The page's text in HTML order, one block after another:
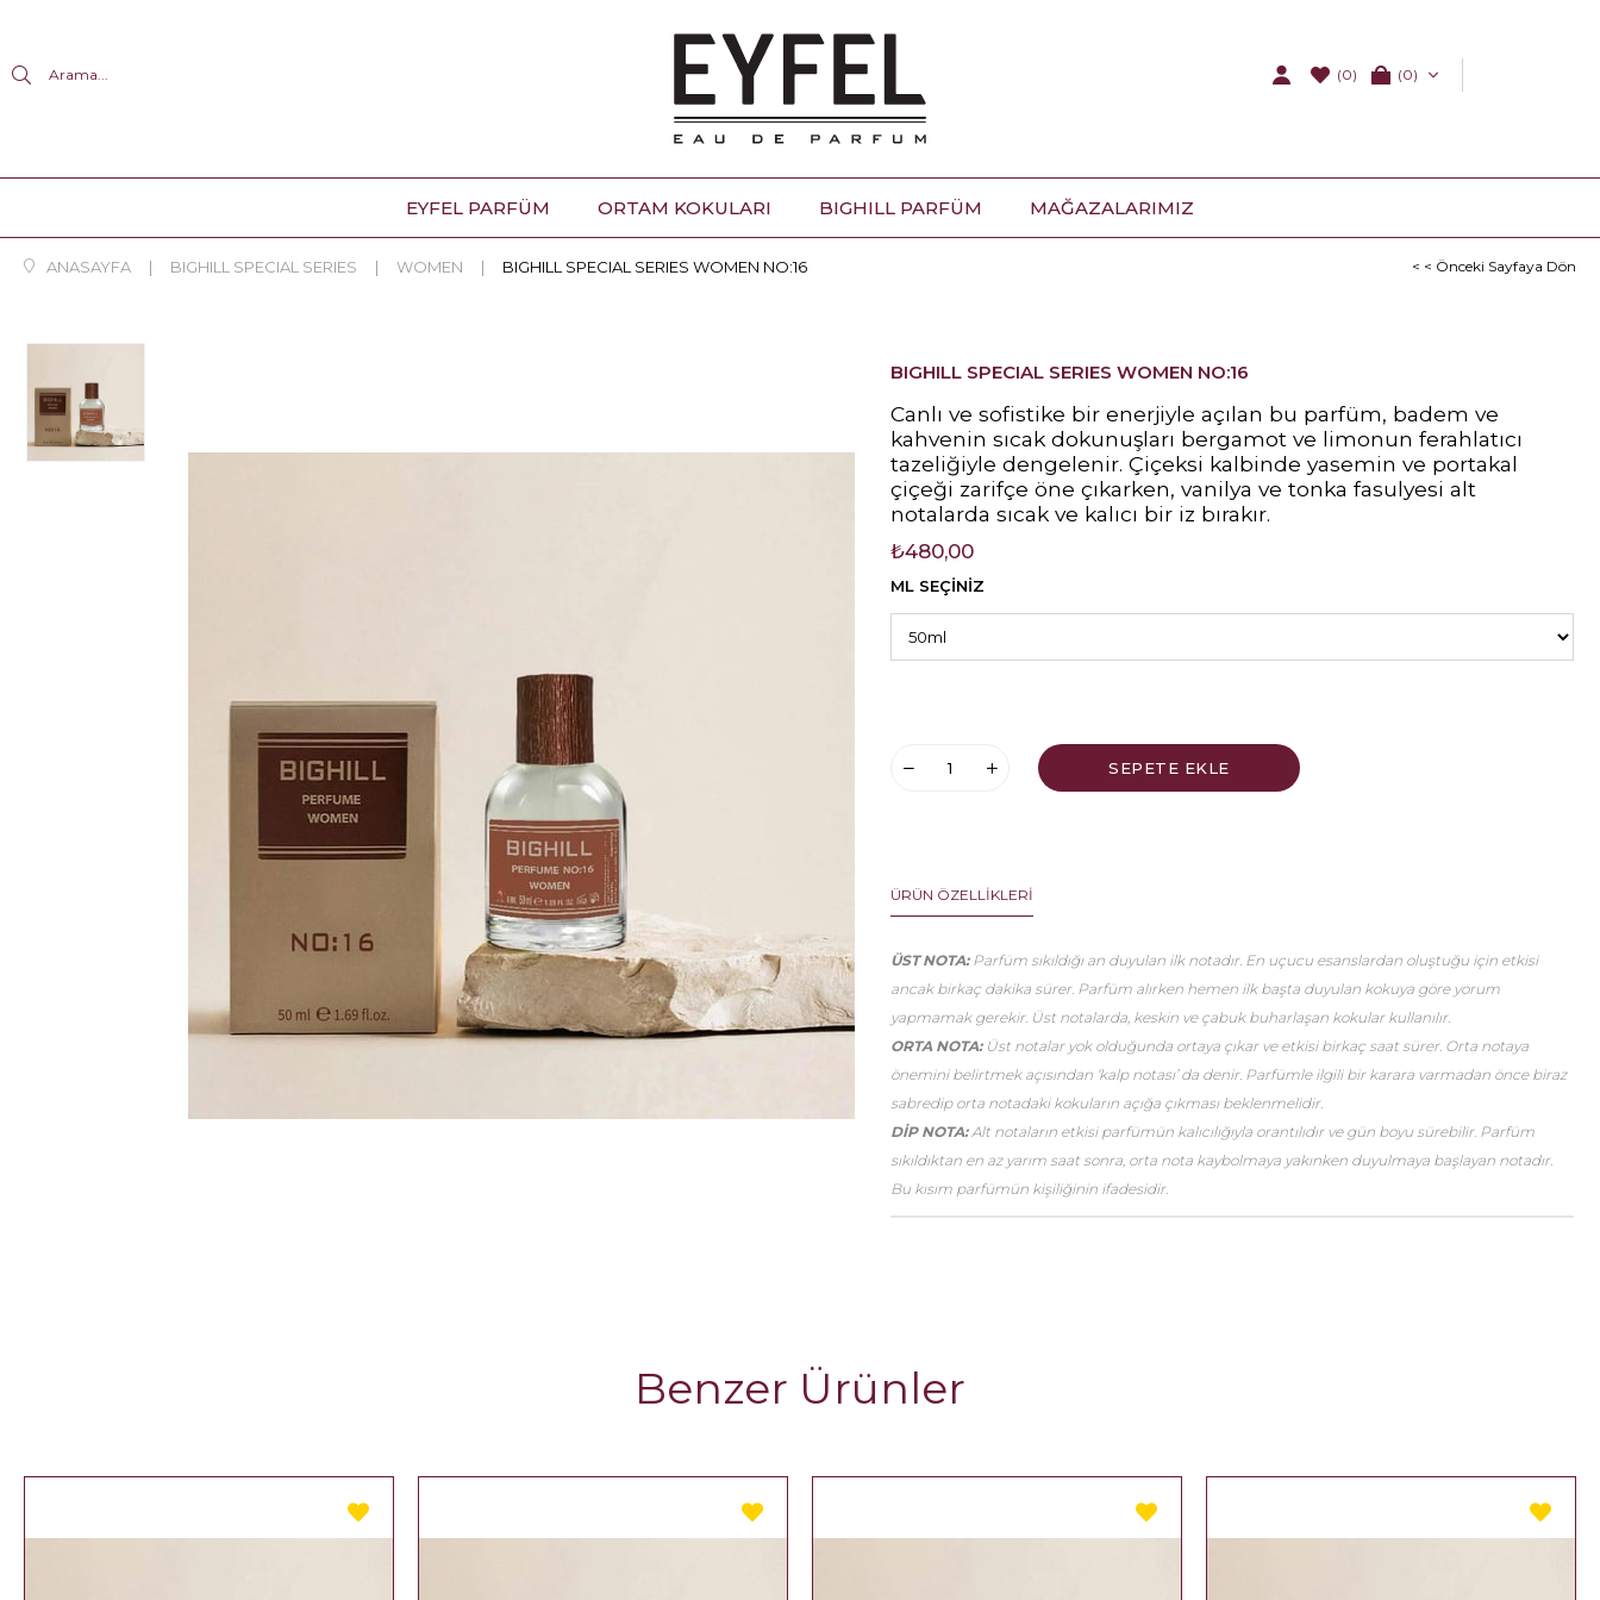
Arama... (0) 0
EYFEL PARFÜM ORTAM KOKULARI BIGHILL PARFÜM MAĞAZALARIMIZ
ANASAYFA BIGHILL SPECIAL SERIES WOMEN BIGHILL SPECIAL SERIES WOMEN NO:16 < < Önceki Sayfaya Dön
BIGHILL SPECIAL SERIES WOMEN NO:16
Canlı ve sofistike bir enerjiyle açılan bu parfüm, badem ve
kahvenin sıcak dokunuşları bergamot ve limonun ferahlatıcı
tazeliğiyle dengelenir. Çiçeksi kalbinde yasemin ve portakal
çiçeği zarifçe öne çıkarken, vanilya ve tonka fasulyesi alt
notalarda sıcak ve kalıcı bir iz bırakır.
₺480,00
ML SEÇİNİZ
ÜRÜN ÖZELLIKLERI
ÜST NOTA:Parfüm sıkıldığı an duyulan ilk notadır. En uçucu esanslardan oluştuğu için etkisi
ancak birkaç dakika sürer. Parfüm alırken hemen ilk başta duyulan kokuya göre yorum
yapmamak gerekir. Üst notalarda, keskin ve çabuk buharlaşan kokular kullanılır.
ORTA NOTA: Üst notalar yok olduğunda ortaya çıkar ve etkisi birkaç saat sürer. Orta notaya
önemini belirtmek açısından ‘kalp notası’ da denir. Parfümle ilgili bir karara varmadan önce biraz
sabredip orta notadaki kokuların açığa çıkması beklenmelidir.
DİP NOTA:Alt notaların etkisi parfümün kalıcılığıyla orantılıdır ve gün boyu sürebilir. Parfüm
sıkıldıktan en az yarım saat sonra, orta nota kaybolmaya yakınken duyulmaya başlayan notadır.
Bu kısım parfümün kişiliğinin ifadesidir.
Benzer Ürünler